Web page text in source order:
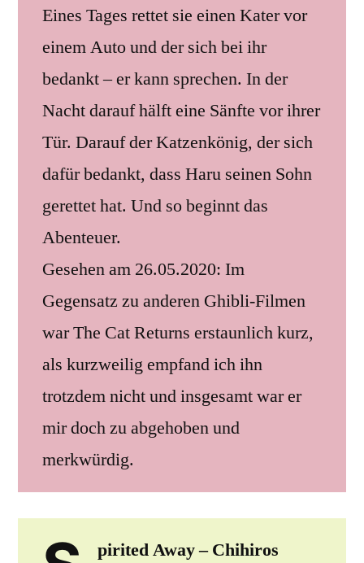
Eines Tages rettet sie einen Kater vor
einem Auto und der sich bei ihr
bedankt – er kann sprechen. In der
Nacht darauf hälft eine Sänfte vor ihrer
Tür. Darauf der Katzenkönig, der sich
dafür bedankt, dass Haru seinen Sohn
gerettet hat. Und so beginnt das
Abenteuer.
Gesehen am 26.05.2020: Im
Gegensatz zu anderen Ghibli-Filmen
war The Cat Returns erstaunlich kurz,
als kurzweilig empfand ich ihn
trotzdem nicht und insgesamt war er
mir doch zu abgehoben und
merkwürdig.
pirited Away – Chihiros